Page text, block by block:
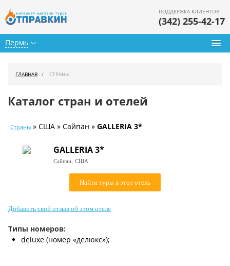
Пермь
ПОДДЕРЖКА КЛИЕНТОВ
(342) 255-42-17
Календарь туров
Цены дня
Контакты
ГЛАВНАЯ СТРАНЫ
Каталог стран и отелей
Страны » США » Сайпан » GALLERIA 3*
GALLERIA 3*
Сайпан, США
Найти туры в этот отель
Добавить свой отзыв об этом отеле
Типы номеров:
deluxe (номер «делюкс»);